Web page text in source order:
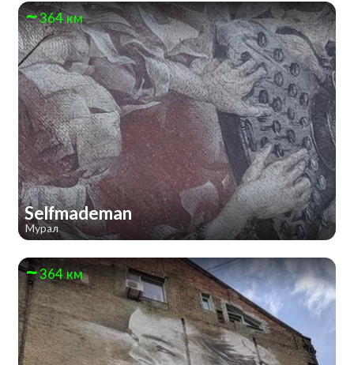
364 км
Selfmademan
Мурал
364 км